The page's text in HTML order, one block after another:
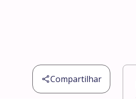
Compartilhar